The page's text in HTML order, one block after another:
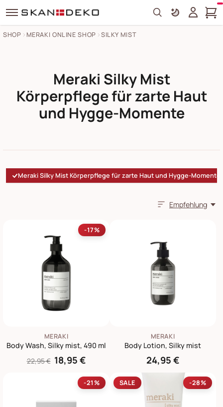
Search
SHOP MERAKI ONLINE SHOP SILKY MIST
Meraki Silky Mist
Körperpflege für zarte Haut
und Hygge-Momente
Meraki Silky Mist Körperpflege für zarte Haut und Hygge-Momente
Empfehlung
-17%
MERAKI
Body Wash, Silky mist, 490 ml
22,95 € 18,95 €
MERAKI
Body Lotion, Silky mist
24,95 €
-21% SALE -28%